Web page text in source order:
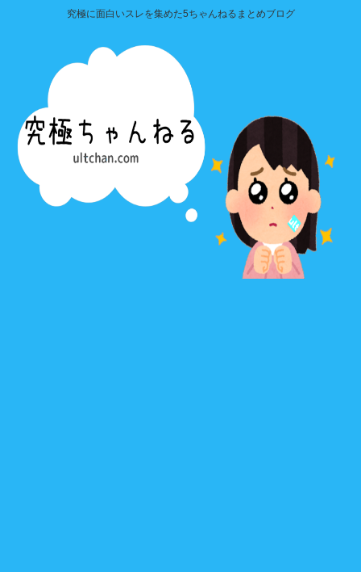
究極に面白いスレを集めた5ちゃんねるまとめブログ